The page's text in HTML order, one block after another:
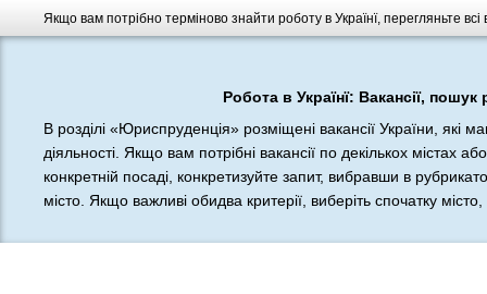
Якщо вам потрібно терміново знайти роботу в Українї, перегляньте
Робота в Українї: Вакансії, пошук
В розділі «Юриспруденція» розміщені вакансії України, які
діяльності. Якщо вам потрібні вакансії по декількох містах
конкретній посаді, конкретизуйте запит, вибравши в
місто. Якщо важливі обидва критерії, виберіть спочатку